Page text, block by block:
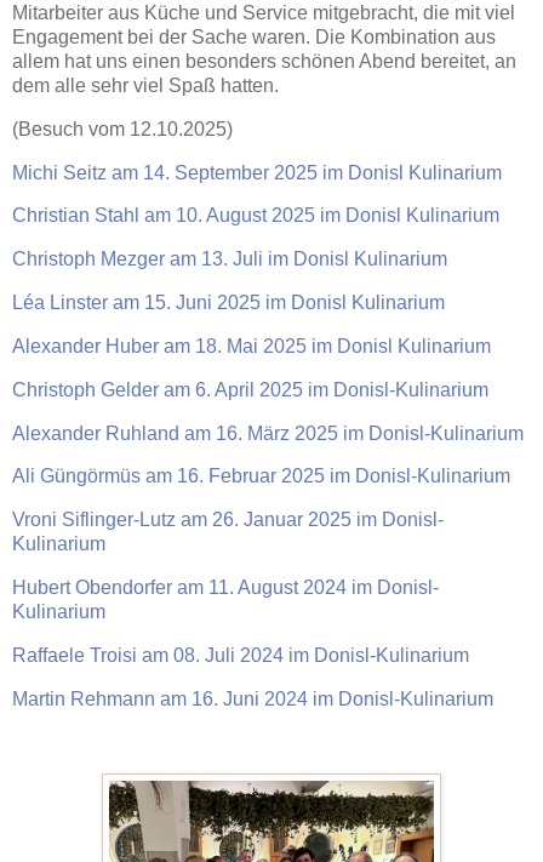
Mitarbeiter aus Küche und Service mitgebracht, die mit viel
Engagement bei der Sache waren. Die Kombination aus
allem hat uns einen besonders schönen Abend bereitet, an
dem alle sehr viel Spaß hatten.
(Besuch vom 12.10.2025)
Michi Seitz am 14. September 2025 im Donisl Kulinarium
Christian Stahl am 10. August 2025 im Donisl Kulinarium
Christoph Mezger am 13. Juli im Donisl Kulinarium
Léa Linster am 15. Juni 2025 im Donisl Kulinarium
Alexander Huber am 18. Mai 2025 im Donisl Kulinarium
Christoph Gelder am 6. April 2025 im Donisl-Kulinarium
Alexander Ruhland am 16. März 2025 im Donisl-Kulinarium
Ali Güngörmüs am 16. Februar 2025 im Donisl-Kulinarium
Vroni Siflinger-Lutz am 26. Januar 2025 im Donisl-
Kulinarium
Hubert Obendorfer am 11. August 2024 im Donisl-
Kulinarium
Raffaele Troisi am 08. Juli 2024 im Donisl-Kulinarium
Martin Rehmann am 16. Juni 2024 im Donisl-Kulinarium